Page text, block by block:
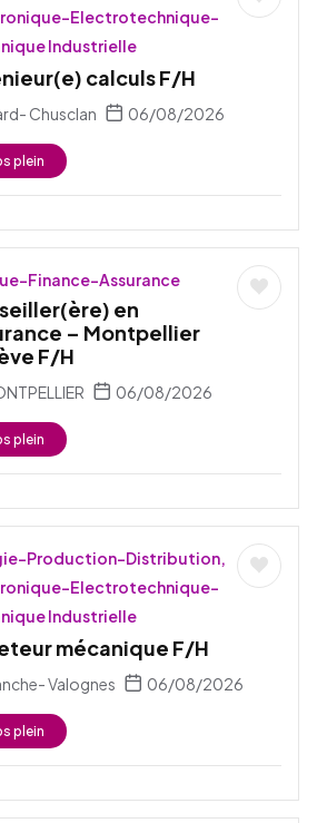
Electrotechnique-
Industrielle
calculs F/H
Chusclan 06/08/2026
plein
Finance-Assurance
en
– Montpellier
F/H
06/08/2026
plein
Production-Distribution,
Electrotechnique-
Industrielle
mécanique F/H
Valognes 06/08/2026
plein